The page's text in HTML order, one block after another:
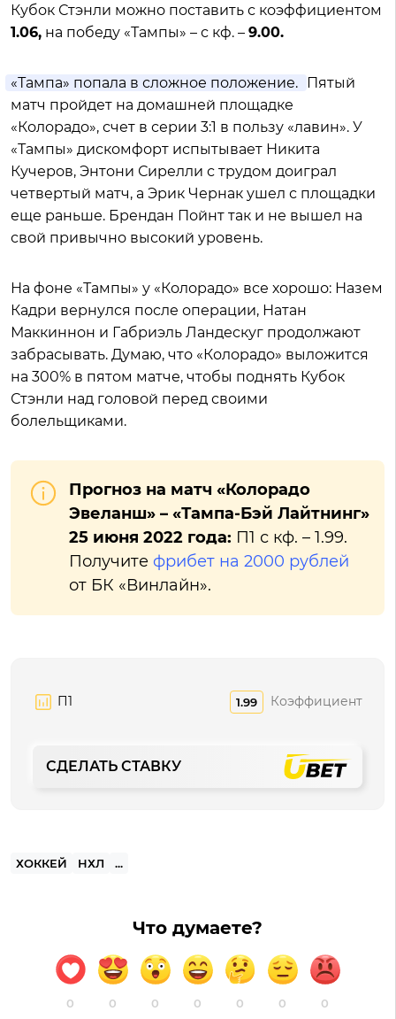
Кубок Стэнли можно поставить с коэффициентом
1.06, на победу «Тампы» – с кф. – 9.00.
«Тампа» попала в сложное положение. Пятый
матч пройдет на домашней площадке
«Колорадо», счет в серии 3:1 в пользу «лавин». У
«Тампы» дискомфорт испытывает Никита
Кучеров, Энтони Сирелли с трудом доиграл
четвертый матч, а Эрик Чернак ушел с площадки
еще раньше. Брендан Пойнт так и не вышел на
свой привычно высокий уровень.
На фоне «Тампы» у «Колорадо» все хорошо: Назем
Кадри вернулся после операции, Натан
Маккиннон и Габриэль Ландескуг продолжают
забрасывать. Думаю, что «Колорадо» выложится
на 300% в пятом матче, чтобы поднять Кубок
Стэнли над головой перед своими
болельщиками.
Прогноз на матч «Колорадо
Эвеланш» – «Тампа-Бэй Лайтнинг»
25 июня 2022 года: П1 с кф. – 1.99.
Получите фрибет на 2000 рублей
от БК «Винлайн».
П1 1.99 Коэффициент
СДЕЛАТЬ СТАВКУ
ХОККЕЙ НХЛ ...
Что думаете?
0 0 0 0 0 0 0